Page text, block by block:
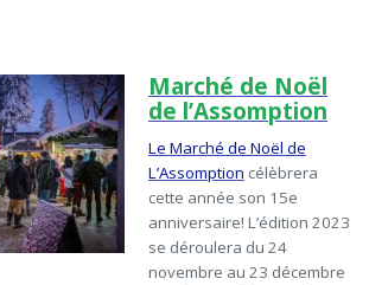
Marché de Noël
de l’Assomption
Le Marché de Noël de
L’Assomption célèbrera
cette année son 15e
anniversaire! L’édition 2023
se déroulera du 24
novembre au 23 décembre